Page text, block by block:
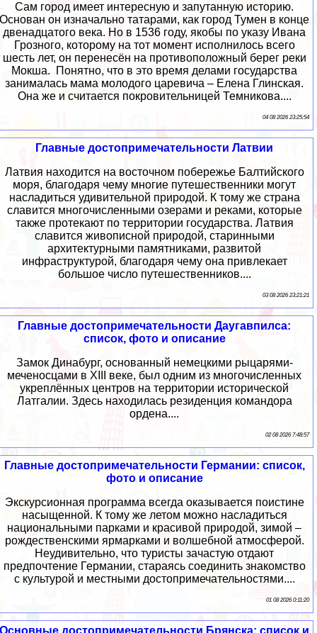
Сам город имеет интересную и запутанную историю.
Основан он изначально татарами, как город Тумен в конце
двенадцатого века. Но в 1536 году, якобы по указу Ивана
Грозного, которому на тот момент исполнилось всего
шесть лет, он перенесён на противоположный берег реки
Мокша. Понятно, что в это время делами государства
занималась мама молодого царевича – Елена Глинская.
Она же и считается покровительницей Темникова....
04 08 2026 23:25:54
Главные достопримечательности Латвии
Латвия находится на восточном побережье Балтийского
моря, благодаря чему многие путешественники могут
насладиться удивительной природой. К тому же страна
славится многочисленными озерами и реками, которые
также протекают по территории государства. Латвия
славится живописной природой, старинными
архитектурными памятниками, развитой
инфраструктурой, благодаря чему она привлекает
большое число путешественников....
03 08 2026 23:21:21
Главные достопримечательности Даугавпилса:
список, фото и описание
Замок Динабург, основанный немецкими рыцарями-
меченосцами в XIII веке, был одним из многочисленных
укреплённых центров на территории исторической
Латгалии. Здесь находилась резиденция командора
ордена....
02 08 2026 7:48:57
Главные достопримечательности Германии: список,
фото и описание
Экскурсионная программа всегда оказывается поистине
насыщенной. К тому же летом можно насладиться
национальными парками и красивой природой, зимой –
рождественскими ярмарками и волшебной атмосферой.
Неудивительно, что туристы зачастую отдают
предпочтение Германии, стараясь соединить знакомство
с культурой и местными достопримечательностями....
01 08 2026 0:11:20